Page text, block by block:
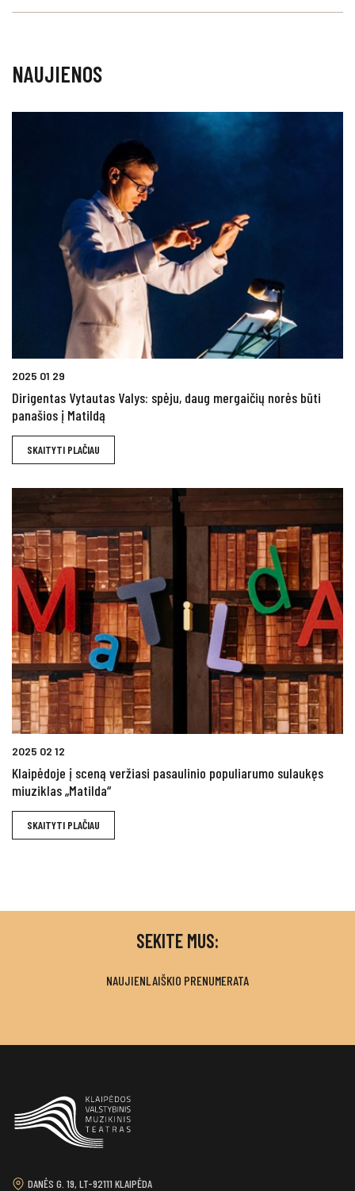
NAUJIENOS
2025 01 29
Dirigentas Vytautas Valys: spėju, daug mergaičių norės būti
panašios į Matildą
SKAITYTI PLAČIAU
2025 02 12
Klaipėdoje į sceną veržiasi pasaulinio populiarumo sulaukęs
miuziklas „Matilda“
SKAITYTI PLAČIAU
SEKITE MUS:
NAUJIENLAIŠKIO PRENUMERATA
DANĖS G. 19, LT-92111 KLAIPĖDA